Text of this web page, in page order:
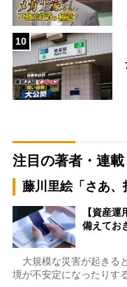
10
注目の著者・連載
藤川里絵「さあ、
【資産
備えてお
大規模な災害が起きる
境が不安定になったりす